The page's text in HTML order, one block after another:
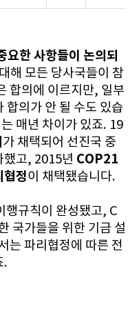
요한 사항들이 논의되
해 모든 당사국들이 참
합의에 이르지만, 일부
합의가 안 될 수도 있습
매년 차이가 있죠. 19
가 채택되어 선진국 중
했고, 2015년 COP21
협정이 채택됐습니다.
행규칙이 완성됐고, C
국가들을 위한 기금 설
는 파리협정에 따른 전
.